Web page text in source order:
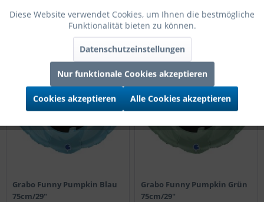
Details Details
75cm
Grabo Funny Pumpkin Blau
75cm/29"
Grabo Funny Pumpkin Grün
75cm/29"
Diese Website verwendet Cookies, um Ihnen die bestmögliche
Funktionalität bieten zu können.
Datenschutzeinstellungen
Nur funktionale Cookies akzeptieren
Cookies akzeptieren Alle Cookies akzeptieren